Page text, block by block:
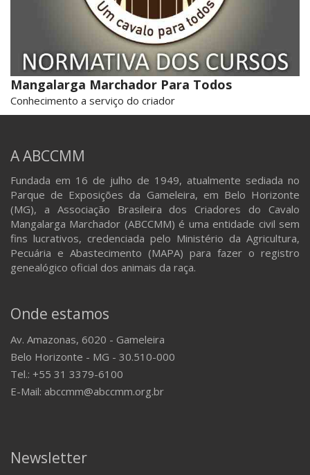
Mangalarga Marchador Para Todos
Conhecimento a serviço do criador
A ABCCMM
Fundada em 16 de julho de 1949, atualmente sediada no
Parque de Exposições da Gameleira, em Belo Horizonte
(MG), a Associação Brasileira dos Criadores do Cavalo
Mangalarga Marchador (ABCCMM) é uma entidade civil sem
fins lucrativos, credenciada pelo Ministério da Agricultura,
Pecuária e Abastecimento (MAPA) para fazer o registro
genealógico oficial dos animais da raça.
Onde estamos
Av. Amazonas, 6020 - Gameleira
Belo Horizonte - MG - 30.510-000
Tel.: +55 31 3379-6100
E-Mail: abccmm@abccmm.org.br
Newsletter